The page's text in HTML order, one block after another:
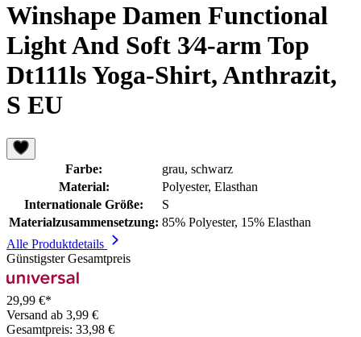
Winshape Damen Functional
Light And Soft 3⁄4-arm Top
Dt111ls Yoga-Shirt, Anthrazit,
S EU
Farbe:
grau, schwarz
Material:
Polyester, Elasthan
Internationale Größe:
S
Materialzusammensetzung: 85% Polyester, 15% Elasthan
Alle Produktdetails
Günstigster Gesamtpreis
29,99 €*
Versand ab 3,99 €
Gesamtpreis: 33,98 €